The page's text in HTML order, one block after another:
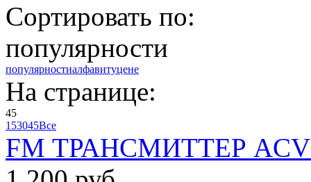
Сортировать по:
популярности
популярностиалфавитуцене
На странице:
45
153045Все
FM ТРАНСМИТТЕР ACV